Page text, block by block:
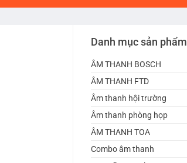
Danh mục sản phẩm
ÂM THANH BOSCH
ÂM THANH FTD
Âm thanh hội trường
Âm thanh phòng họp
ÂM THANH TOA
Combo âm thanh